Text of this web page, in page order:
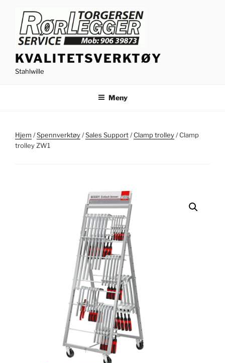
innhold
KVALITETSVERKTØY
Stahlwille
Meny
Hjem /Spennverktøy/Sales Support/Clamp trolley/ Clamp
trolley ZW1